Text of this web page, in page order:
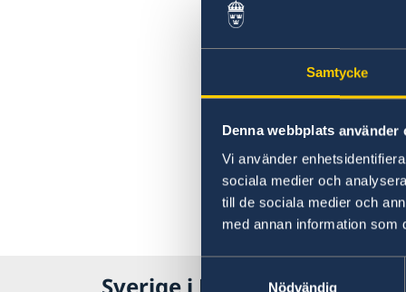
Samtycke
Denna webbplats använder
Vi använder
sociala medier och
till de sociala medier och
med annan information som
Nödvändig